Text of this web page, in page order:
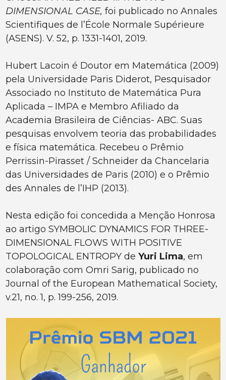
DIMENSIONAL CASE, foi publicado no Annales
Scientifiques de l’École Normale Supérieure
(ASENS). V. 52, p. 1331-1401, 2019.
Hubert Lacoin é Doutor em Matemática (2009)
pela Universidade Paris Diderot, Pesquisador
Associado no Instituto de Matemática Pura
Aplicada – IMPA e Membro Afiliado da
Academia Brasileira de Ciências- ABC. Suas
pesquisas envolvem teoria das probabilidades
e física matemática. Recebeu o Prêmio
Perrissin-Pirasset / Schneider da Chancelaria
das Universidades de Paris (2010) e o Prêmio
des Annales de l’IHP (2013).
Nesta edição foi concedida a Menção Honrosa
ao artigo SYMBOLIC DYNAMICS FOR THREE-
DIMENSIONAL FLOWS WITH POSITIVE
TOPOLOGICAL ENTROPY deYuri Lima, em
colaboração com Omri Sarig, publicado no
Journal of the European Mathematical Society,
v.21, no. 1, p. 199-256, 2019.